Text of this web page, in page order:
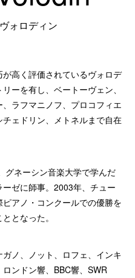
ォロディン
高く評価されているヴォロデ
ーを有し、ベートーヴェン、
ラフマニノフ、プロコフィエ
ェドリン、メトネルまで自在
グネーシン音楽大学で学んだ
ゼに師事。2003年、チュー
アノ・コンクールでの優勝を
となった。
ノ、ノット、ロフェ、インキ
ンドン響、BBC響、SWR